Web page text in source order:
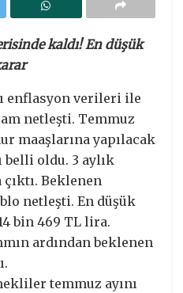
kaldı! En düşük
enflasyon verileri ile
netleşti. Temmuz
maaşlarına yapılacak
belli oldu. 3 aylık
Beklenen
netleşti. En düşük
bin 469 TL lira.
ardından beklenen
temmuz ayını